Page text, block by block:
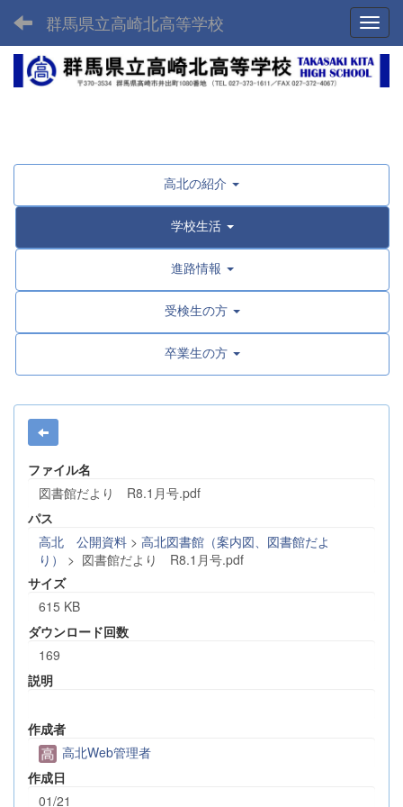
群馬県立高崎北高等学校
高北の紹介
学校生活
進路情報
受検生の方
卒業生の方
ファイル名
図書館だより R8.1月号.pdf
パス
高北 公開資料 > 高北図書館（案内図、図書館だよ
り）
> 図書館だより R8.1月号.pdf
サイズ
615 KB
ダウンロード回数
169
説明
作成者
高北Web管理者
作成日
01/21